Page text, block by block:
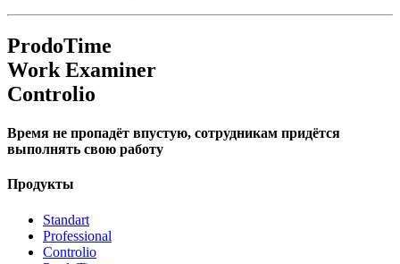
ProdoTime
Work Examiner
Controlio
Время не пропадёт впустую, сотрудникам придётся
выполнять свою работу
Продукты
Standart
Professional
Controlio